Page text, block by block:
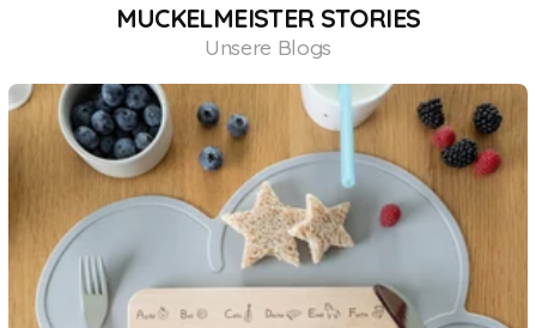
MUCKELMEISTER STORIES
Unsere Blogs